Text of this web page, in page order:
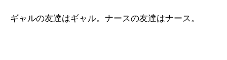
ギャルの友達はギャル。ナースの友達はナース。